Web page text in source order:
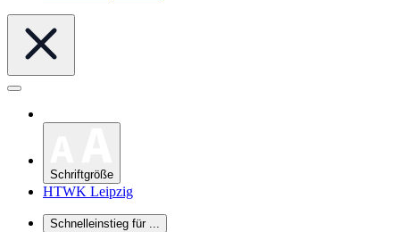
Schriftgröße
HTWK Leipzig
Schnelleinstieg für ...